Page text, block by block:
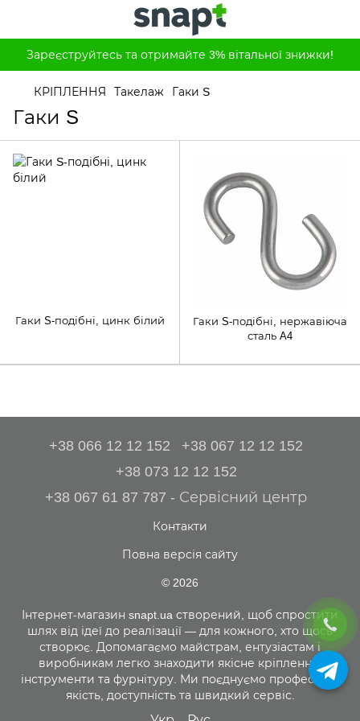
Зареєструйтесь та отримайте 3% вітальної знижки!
КРІПЛЕННЯ Такелаж Гаки S
Гаки S
Гаки S-подібні, цинк білий
Гаки S-подібні, нержавіюча
сталь A4
+38 066 12 12 152
+38 067 12 12 152
+38 073 12 12 152
+38 067 61 87 787 - Сервісний центр
Контакти
Повна версія сайту
© 2026
Інтернет-магазин snapt.ua створений, щоб спростити
шлях від ідеї до реалізації — для кожного, хто щось
створює. Допомагаємо майстрам, ентузіастам і
виробникам легко знаходити якісне кріплення,
інструменти та фурнітуру. Ми поєднуємо професійну
якість, доступність та швидкий сервіс.